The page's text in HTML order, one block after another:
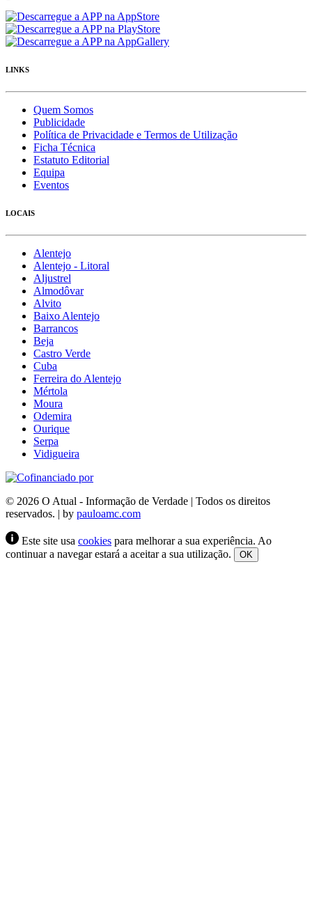
LINKS
Quem Somos
Publicidade
Política de Privacidade e Termos de Utilização
Ficha Técnica
Estatuto Editorial
Equipa
Eventos
LOCAIS
Alentejo
Alentejo - Litoral
Aljustrel
Almodôvar
Alvito
Baixo Alentejo
Barrancos
Beja
Castro Verde
Cuba
Ferreira do Alentejo
Mértola
Moura
Odemira
Ourique
Serpa
Vidigueira
© 2026 O Atual - Informação de Verdade | Todos os direitos
reservados. | by pauloamc.com
Este site usa cookies para melhorar a sua experiência. Ao
continuar a navegar estará a aceitar a sua utilização.
OK